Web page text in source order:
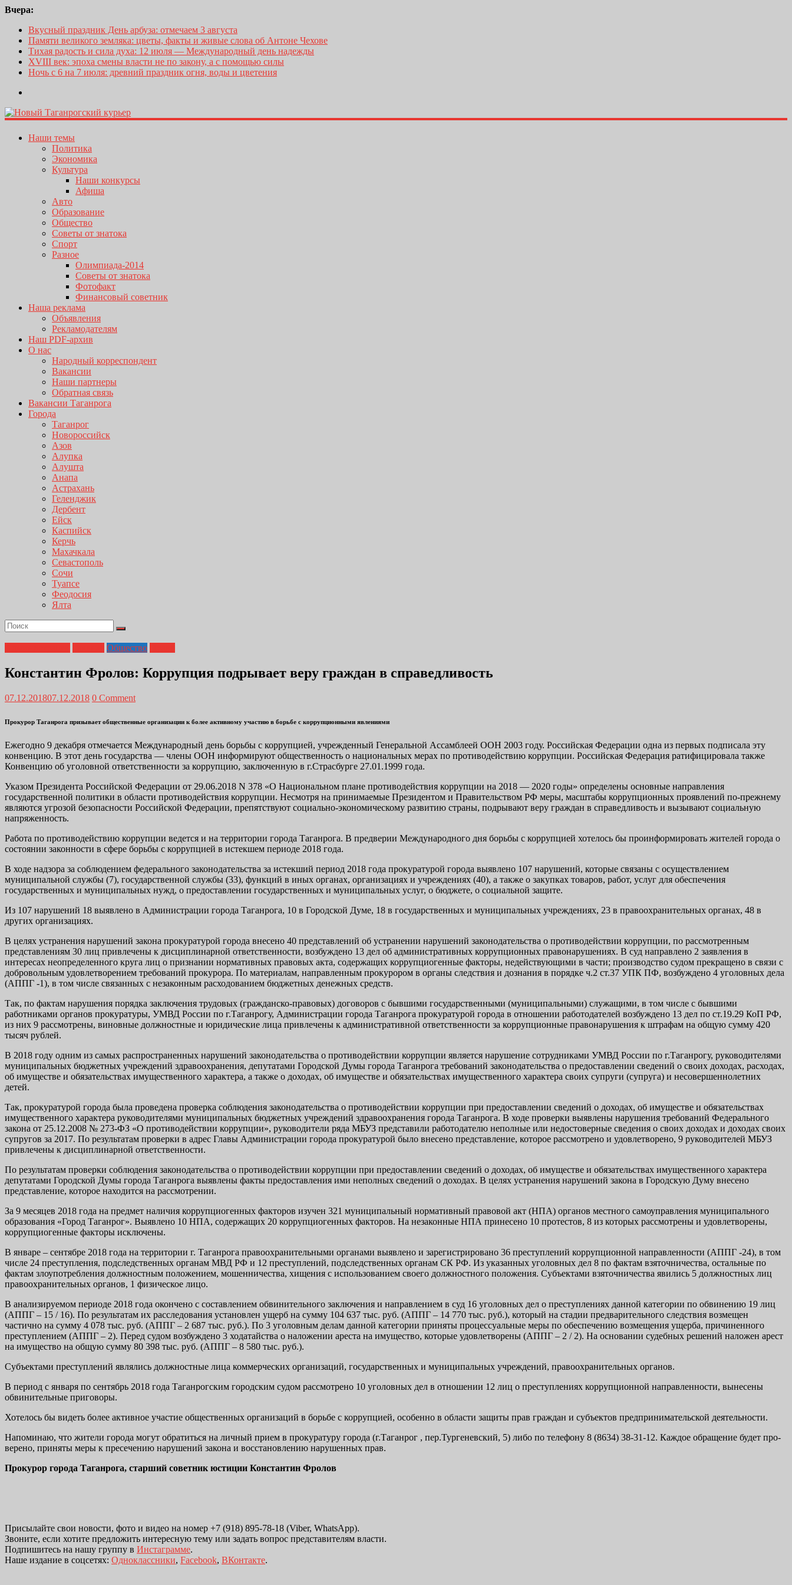
Вчера:
Вкусный праздник День арбуза: отмечаем 3 августа
Памяти великого земляка: цветы, факты и живые слова об Антоне Чехове
Тихая радость и сила духа: 12 июля — Международный день надежды
XVIII век: эпоха смены власти не по закону, а с помощью силы
Ночь с 6 на 7 июля: древний праздник огня, воды и цветения
Наши темы
Политика
Экономика
Культура
Наши конкурсы
Афиша
Авто
Образование
Общество
Советы от знатока
Спорт
Разное
Олимпиада-2014
Советы от знатока
Фотофакт
Финансовый советник
Наша реклама
Объявления
Рекламодателям
Наш PDF-архив
О нас
Народный корреспондент
Вакансии
Наши партнеры
Обратная связь
Вакансии Таганрога
Города
Таганрог
Новороссийск
Азов
Алупка
Алушта
Анапа
Астрахань
Геленджик
Дербент
Ейск
Каспийск
Керчь
Махачкала
Севастополь
Сочи
Туапсе
Феодосия
Ялта
Общество
Константин Фролов: Коррупция подрывает веру граждан в справедливость
07.12.201807.12.2018 0 Comment
Прокурор Таганрога призывает общественные организации к более активному участию в борьбе с коррупционными явлениями
Ежегодно 9 декабря отмечается Международный день борьбы с коррупци­ей, учрежденный Генеральной Ассамблеей ООН 2003 году. Российская Федерации одна из первых подписала эту
конвенцию. В этот день государства — члены ООН информируют общественность о на­циональных мерах по противодействию коррупции. Российская Федерация ратифицировала также
Конвенцию об уголовной ответственности за коррупцию, заключенную в г.Страсбурге 27.01.1999 года.
Указом Президента Российской Федерации от 29.06.2018 N 378 «О Национальном плане противодействия коррупции на 2018 — 2020 годы» определены основные направления
государственной политики в области противодействия коррупции. Несмотря на принимаемые Президентом и Правительством РФ меры, масшта­бы коррупционных проявлений по-прежнему
являются угрозой безопасности Рос­сийской Федерации, препятствуют социально-экономическому развитию страны, подрывают веру граждан в справедливость и вызывают социальную
напряжен­ность.
Работа по противодействию коррупции ведется и на территории города Таганрога. В предверии Международного дня борьбы с коррупцией хотелось бы проинформировать жителей города о
состоянии законности в сфере борьбы с коррупцией в истекшем периоде 2018 года.
В ходе надзора за соблюдением федерального законодательства за истекший период 2018 года прокуратурой города выявлено 107 нарушений, которые связаны с осуществлением
муниципальной службы (7), государственной службы (33), функций в иных органах, организациях и учреждениях (40), а также о закупках товаров, работ, услуг для обеспечения
государственных и муниципальных нужд, о предоставлении государственных и муниципальных услуг, о бюджете, о социальной защите.
Из 107 нарушений 18 выявлено в Администрации города Таганрога, 10 в Городской Думе, 18 в государственных и муниципальных учреждениях, 23 в правоохранительных органах, 48 в
других организациях.
В целях устранения нарушений закона прокуратурой города внесено 40 представлений об устранении нарушений законодательства о противодействии коррупции, по рассмотренным
представлениям 30 лиц привлечены к дисциплинарной ответственности, возбуждено 13 дел об административных коррупционных правонарушениях. В суд направлено 2 заявления в
интересах неопределенного круга лиц о признании нормативных правовых акта, содержащих коррупциогенные факторы, недействующими в части; производство судом прекращено в связи с
добровольным удовлетворением требований прокурора. По материалам, направленным прокурором в органы следствия и дознания в порядке ч.2 ст.37 УПК ПФ, возбуждено 4 уголовных дела
(АППГ -1), в том числе связанных с незаконным расходованием бюджетных денежных средств.
Так, по фактам нарушения порядка заключения трудовых (гражданско-правовых) договоров с бывшими государственными (муниципальными) служащими, в том числе с бывшими
работниками органов прокуратуры, УМВД России по г.Таганрогу, Администрации города Таганрога прокуратурой города в отношении работодателей возбуждено 13 дел по ст.19.29 КоП РФ,
из них 9 рассмотрены, виновные должностные и юридические лица привлечены к административной ответственности за коррупционные правонарушения к штрафам на общую сумму 420
тысяч рублей.
В 2018 году одним из самых распространенных нарушений законодательства о противодействии коррупции является нарушение сотрудниками УМВД России по г.Таганрогу, руководителями
муниципальных бюджетных учреждений здравоохранения, депутатами Городской Думы города Таганрога требований законодательства о предоставлении сведений о своих доходах, расходах,
об имуществе и обязательствах имущественного характера, а также о доходах, об имуществе и обязательствах имущественного характера своих супруги (супруга) и несовершеннолетних
детей.
Так, прокуратурой города была проведена проверка соблюдения законодательства о противодействии коррупции при предоставлении сведений о доходах, об имуществе и обязательствах
имущественного характера руководителями муниципальных бюджетных учреждений здравоохранения города Таганрога. В ходе проверки выявлены нарушения требований Федерального
закона от 25.12.2008 № 273-ФЗ «О противодействии коррупции», руководители ряда МБУЗ представили работодателю неполные или недостоверные сведения о своих доходах и доходах своих
супругов за 2017. По результатам проверки в адрес Главы Администрации города прокуратурой было внесено представление, которое рассмотрено и удовлетворено, 9 руководителей МБУЗ
привлечены к дисциплинарной ответственности.
По результатам проверки соблюдения законодательства о противодействии коррупции при предоставлении сведений о доходах, об имуществе и обязательствах имущественного характера
депутатами Городской Думы города Таганрога выявлены факты предоставления ими неполных сведений о доходах. В целях устранения нарушений закона в Городскую Думу внесено
представление, которое находится на рассмотрении.
За 9 месяцев 2018 года на предмет наличия коррупциогенных факторов изучен 321 муниципальный нормативный правовой акт (НПА) органов местного самоуправления муниципального
образования «Город Таганрог». Выявлено 10 НПА, содержащих 20 коррупциогенных факторов. На незаконные НПА принесено 10 протестов, 8 из которых рассмотрены и удовлетворены,
коррупциогенные факторы исключены.
В январе – сентябре 2018 года на территории г. Таганрога правоохранительными органами выявлено и зарегистрировано 36 преступлений коррупционной направленности (АППГ -24), в том
числе 24 преступления, подследственных органам МВД РФ и 12 преступлений, подследственных органам СК РФ. Из указанных уголовных дел 8 по фактам взяточничества, остальные по
фактам злоупотребления должностным положением, мошенничества, хищения с использованием своего должностного положения. Субъектами взяточничества явились 5 должностных лиц
правоохранительных органов, 1 физическое лицо.
В анализируемом периоде 2018 года окончено с составлением обвинительного заключения и направлением в суд 16 уголовных дел о преступлениях данной категории по обвинению 19 лиц
(АППГ – 15 / 16). По результатам их расследования установлен ущерб на сумму 104 637 тыс. руб. (АППГ – 14 770 тыс. руб.), который на стадии предварительного следствия возмещен
частично на сумму 4 078 тыс. руб. (АППГ – 2 687 тыс. руб.). По 3 уголовным делам данной категории приняты процессуальные меры по обеспечению возмещения ущерба, причиненного
преступлением (АППГ – 2). Перед судом возбуждено 3 ходатайства о наложении ареста на имущество, которые удовлетворены (АППГ – 2 / 2). На основании судебных решений наложен арест
на имущество на общую сумму 80 398 тыс. руб. (АППГ – 8 580 тыс. руб.).
Субъектами преступлений являлись должностные лица коммерческих организаций, государственных и муниципальных учреждений, правоохранительных органов.
В период с января по сентябрь 2018 года Таганрогским городским судом рассмотрено 10 уголовных дел в отношении 12 лиц о преступлениях коррупционной направленности, вынесены
обвинительные приговоры.
Хотелось бы видеть более активное участие общественных организаций в борьбе с коррупцией, особенно в области защиты прав граждан и субъектов предпринимательской деятельности.
Напоминаю, что жители города могут обратиться на личный прием в прокуратуру города (г.Таганрог , пер.Тургеневский, 5) либо по телефону 8 (8634) 38-31-12. Каждое обращение будет про­
верено, приняты меры к пресечению нарушений закона и восстановлению нару­шенных прав.
Прокурор города Таганрога, старший советник юстиции Константин Фролов
Присылайте свои новости, фото и видео на номер +7 (918) 895-78-18 (Viber, WhatsApp).
Звоните, если хотите предложить интересную тему или задать вопрос представителям власти.
Подпишитесь на нашу группу в Инстаграмме.
Наше издание в соцсетях: Одноклассники, Facebook, ВКонтакте.